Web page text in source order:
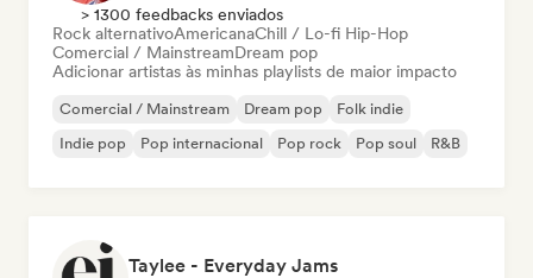
> 1300 feedbacks enviados
Rock alternativoAmericanaChill / Lo-fi Hip-Hop
Comercial / MainstreamDream pop
Adicionar artistas às minhas playlists de maior impacto
Comercial / Mainstream Dream pop
Folk indie
Indie pop
Pop internacional Pop rock Pop soul R&B
Taylee - Everyday Jams